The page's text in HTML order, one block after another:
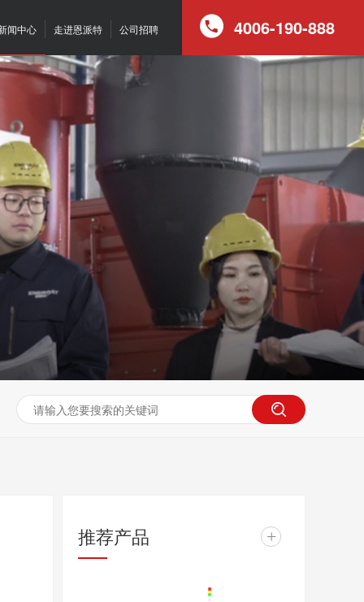
4006-190-888
闻中心 走进恩派特 公司招聘
推荐产品 +